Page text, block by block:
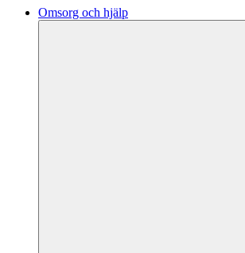
Omsorg och hjälp